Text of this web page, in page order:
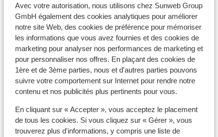
Avec votre autorisation, nous utilisons chez Sunweb Group
GmbH également des cookies analytiques pour améliorer
notre site Web, des cookies de préférence pour mémoriser
les informations que vous avez fournies et des cookies de
marketing pour analyser nos performances de marketing et
pour personnaliser nos offres. En plaçant des cookies de
1ère et de 3ème parties, nous et d'autres parties pouvons
suivre votre comportement sur Internet pour rendre notre
contenu et nos publicités plus pertinents pour vous.
En cliquant sur « Accepter », vous acceptez le placement
de tous les cookies. Si vous cliquez sur « Gérer », vous
trouverez plus d'informations, y compris une liste de
3HB Faro
Hotel PortoBay Blue Ocean
Quinta do Algarvio Village
Appartements 3HB Falesia Garden
Hôtel 3HB Guarana